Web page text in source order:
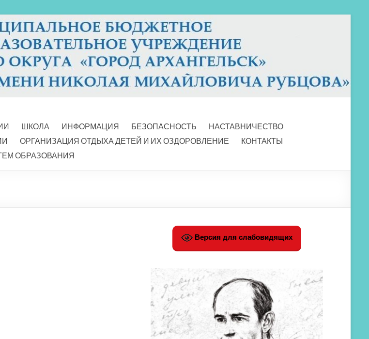
ШКОЛА ИНФОРМАЦИЯ БЕЗОПАСНОСТЬ
НАСТАВНИЧЕСТВО
ОРГАНИЗАЦИЯ ОТДЫХА ДЕТЕЙ И ИХ ОЗДОРОВЛЕНИЕ
КОНТАКТЫ
ОБРАЗОВАНИЯ
Версия для слабовидящих